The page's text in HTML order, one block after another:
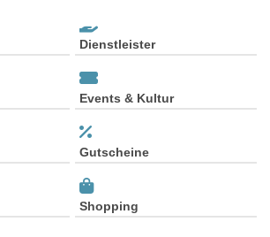
Dienstleister
Events & Kultur
Gutscheine
Shopping